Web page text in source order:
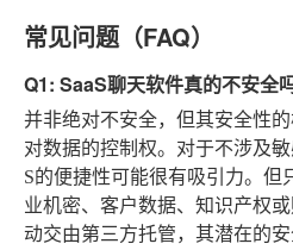
常见问题（FAQ）
Q1: SaaS聊天软件真的不安全
并非绝对不安全，但其安全性
对数据的控制权。对于不涉及
S的便捷性可能很有吸引力。但
业机密、客户数据、知识产权
动交由第三方托管，其潜在的